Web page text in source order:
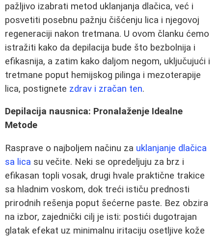
pažljivo izabrati metod uklanjanja dlačica, već i
posvetiti posebnu pažnju čišćenju lica i njegovoj
regeneraciji nakon tretmana. U ovom članku ćemo
istražiti kako da depilacija bude što bezbolnija i
efikasnija, a zatim kako daljom negom, uključujući i
tretmane poput hemijskog pilinga i mezoterapije
lica, postignete zdrav i zračan ten.
Depilacija nausnica: Pronalaženje Idealne
Metode
Rasprave o najboljem načinu za uklanjanje dlačica
sa lica su večite. Neki se opredeljuju za brz i
efikasan topli vosak, drugi hvale praktične trakice
sa hladnim voskom, dok treći ističu prednosti
prirodnih rešenja poput šećerne paste. Bez obzira
na izbor, zajednički cilj je isti: postići dugotrajan
glatak efekat uz minimalnu iritaciju osetljive kože